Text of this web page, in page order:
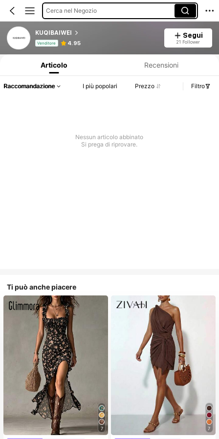
Cerca nel Negozio
KUQIBAIWEI
Venditore 4.95
Segui
21 Follower
Articolo Recensioni
Raccomandazione I più popolari Prezzo Filtro
Nessun articolo abbinato
Si prega di riprovare.
Ti può anche piacere
7 7